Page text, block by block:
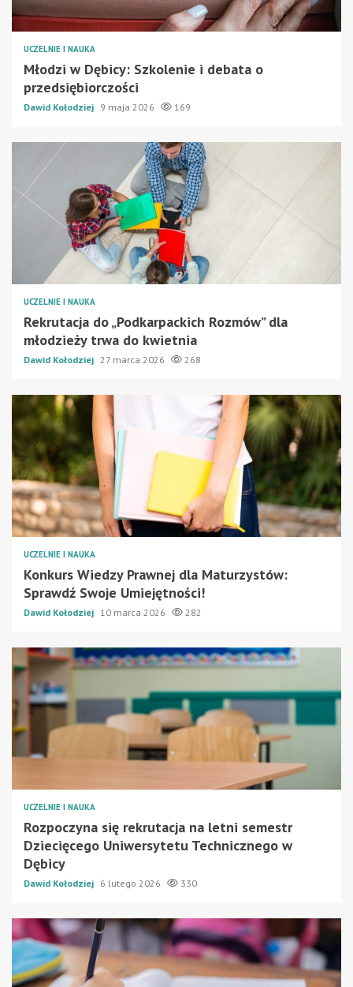
UCZELNIE I NAUKA
Młodzi w Dębicy: Szkolenie i debata o
przedsiębiorczości
Dawid Kołodziej 9 maja 2026 169
UCZELNIE I NAUKA
Rekrutacja do „Podkarpackich Rozmów” dla
młodzieży trwa do kwietnia
Dawid Kołodziej 27 marca 2026 268
UCZELNIE I NAUKA
Konkurs Wiedzy Prawnej dla Maturzystów:
Sprawdź Swoje Umiejętności!
Dawid Kołodziej 10 marca 2026 282
UCZELNIE I NAUKA
Rozpoczyna się rekrutacja na letni semestr
Dziecięcego Uniwersytetu Technicznego w
Dębicy
Dawid Kołodziej 6 lutego 2026 330